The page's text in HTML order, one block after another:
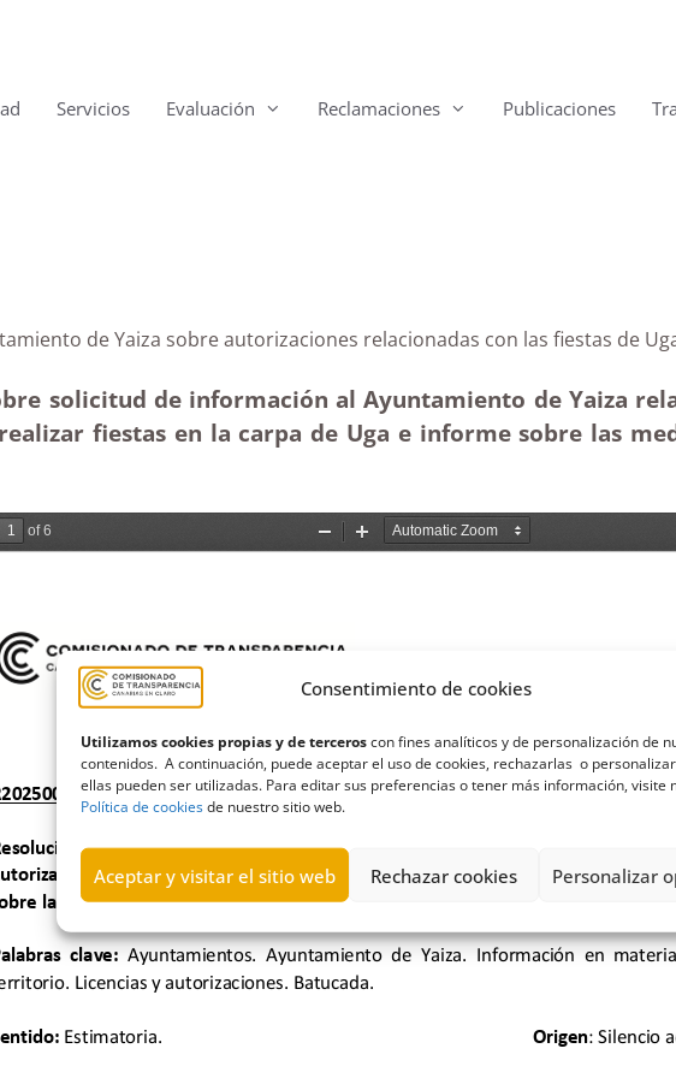
Consentimiento de cookies
Utilizamos cookies propias y de terceroscon fines analíticos y de personalización de
contenidos. A continuación, puede aceptar el uso de cookies, rechazarlas o
ellas pueden ser utilizadas. Para editar sus preferencias o tener más información, visite
Política de cookiesde nuestro sitio web.
Aceptar y visitar el sitio web Rechazar cookies Personalizar
Servicios Evaluación Reclamaciones Publicaciones
de Yaiza sobre autorizaciones relacionadas con las
solicitud de información al Ayuntamiento de Yaiza
fiestas en la carpa de Uga e informe sobre las